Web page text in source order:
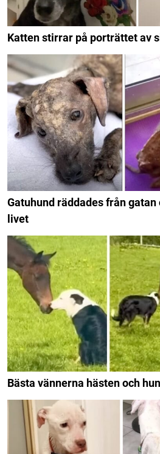
Katten stirrar på porträttet av
Gatuhund räddades från gatan
livet
Bästa vännerna hästen och